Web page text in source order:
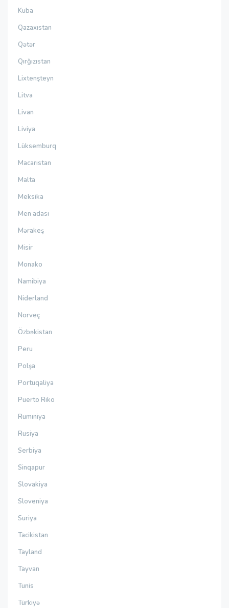
Kuba
Qazaxıstan
Qətər
Qırğızıstan
Lixtenşteyn
Litva
Livan
Liviya
Lüksemburq
Macarıstan
Malta
Meksika
Men adası
Mərakeş
Misir
Monako
Namibiya
Niderland
Norveç
Özbəkistan
Peru
Polşa
Portuqaliya
Puerto Riko
Rumıniya
Rusiya
Serbiya
Sinqapur
Slovakiya
Sloveniya
Suriya
Tacikistan
Tayland
Tayvan
Tunis
Türkiyə